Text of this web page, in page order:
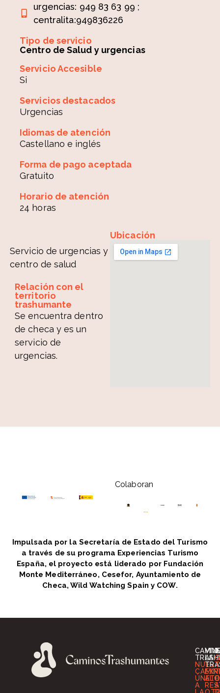
urgencias: 949 83 63 99 ;
centralita:949836226
Tipo de servicio
Centro de Salud y urgencias
Servicio Accesible
Si
Servicios destacados
Urgencias
Idiomas de atención
Castellano e inglés
Forma de pago aceptada
Gratuito
Horario de atención
24 horas
Servicio de urgencias y
centro de salud
Relación con el
territorio
trashumante
Se encuentra dentro
de checa y es un
servicio de
urgencias.
Ubicación
Colaboran
Impulsada por la Secretaría de Estado del Turismo
a través de su programa Experiencias Turismo
España, el proyecto está liderado por Fundación
Monte Mediterráneo, Cesefor, Ayuntamiento de
Checa, Wild Watching Spain y COW.
ÚNETE
A
VIVE
LA